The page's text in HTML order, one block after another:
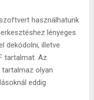
használhatunk
lényeges
dekódolni, illetve
tartalmat. Az
olyan
eddig